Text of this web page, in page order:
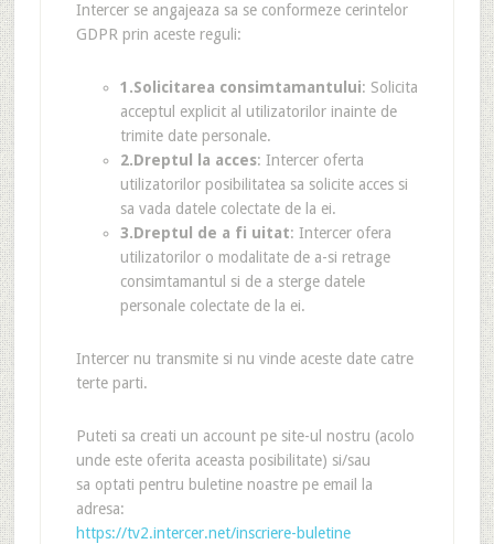
Intercer se angajeaza sa se conformeze cerintelor
GDPR prin aceste reguli:
1.Solicitarea consimtamantului: Solicita
acceptul explicit al utilizatorilor inainte de
trimite date personale.
2.Dreptul la acces: Intercer oferta
utilizatorilor posibilitatea sa solicite acces si
sa vada datele colectate de la ei.
3.Dreptul de a fi uitat: Intercer ofera
utilizatorilor o modalitate de a-si retrage
consimtamantul si de a sterge datele
personale colectate de la ei.
Intercer nu transmite si nu vinde aceste date catre
terte parti.
Puteti sa creati un account pe site-ul nostru (acolo
unde este oferita aceasta posibilitate) si/sau
sa optati pentru buletine noastre pe email la
adresa:
https://tv2.intercer.net/inscriere-buletine